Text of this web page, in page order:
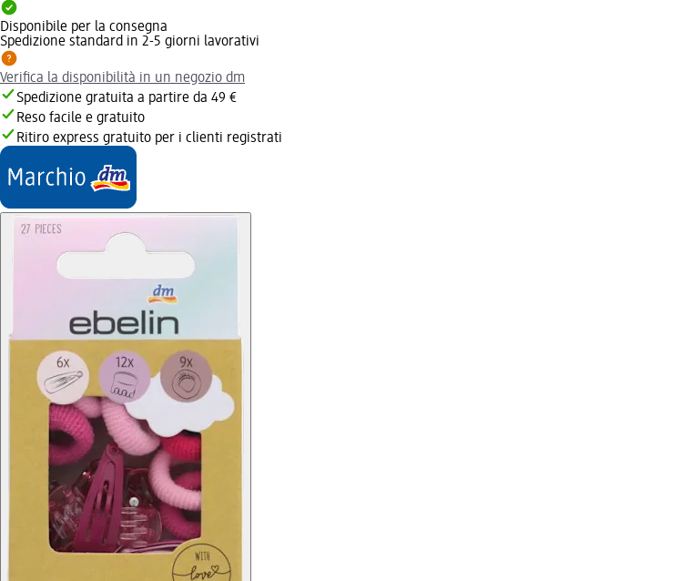
Disponibile per la consegna
Spedizione standard in 2-5 giorni lavorativi
Verifica la disponibilità in un negozio dm
Spedizione gratuita a partire da 49 €
Reso facile e gratuito
Ritiro express gratuito per i clienti registrati